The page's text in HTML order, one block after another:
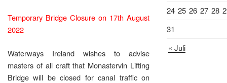
Temporary Bridge Closure on 17th August
2022
Waterways Ireland wishes to advise
masters of all craft that Monastervin Lifting
Bridge will be closed for canal traffic on
24 25 26 27 28
31
« Juli